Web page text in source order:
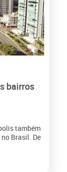
também
Brasil. De